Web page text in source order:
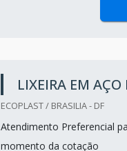
LIXEIRA EM
ECOPLAST / BRASILIA - DF
Atendimento Preferencial
momento da cotação